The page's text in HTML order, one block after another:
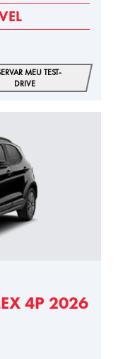
MEU TEST-
DRIVE
4P 2026